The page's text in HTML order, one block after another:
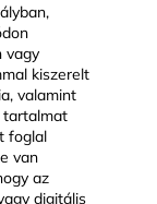
vagy
kiszerelt
valamint
tartalmat
foglal
van
az
digitális